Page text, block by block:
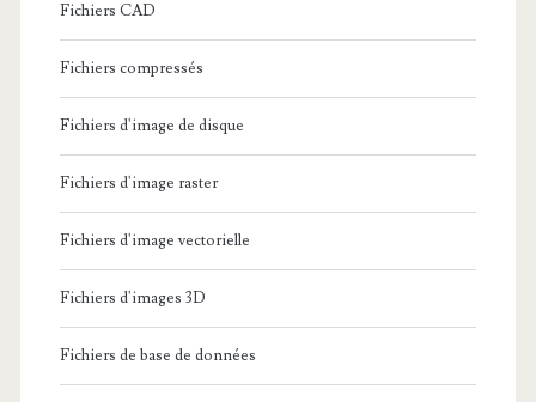
Fichiers CAD
Fichiers compressés
Fichiers d'image de disque
Fichiers d'image raster
Fichiers d'image vectorielle
Fichiers d'images 3D
Fichiers de base de données